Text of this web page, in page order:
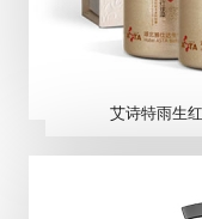
艾诗特雨生